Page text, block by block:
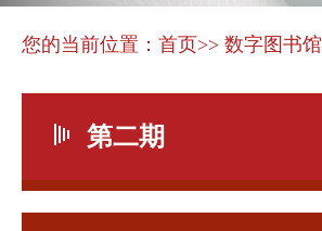
您的当前位置： 首页>> 数字图书馆
第二期